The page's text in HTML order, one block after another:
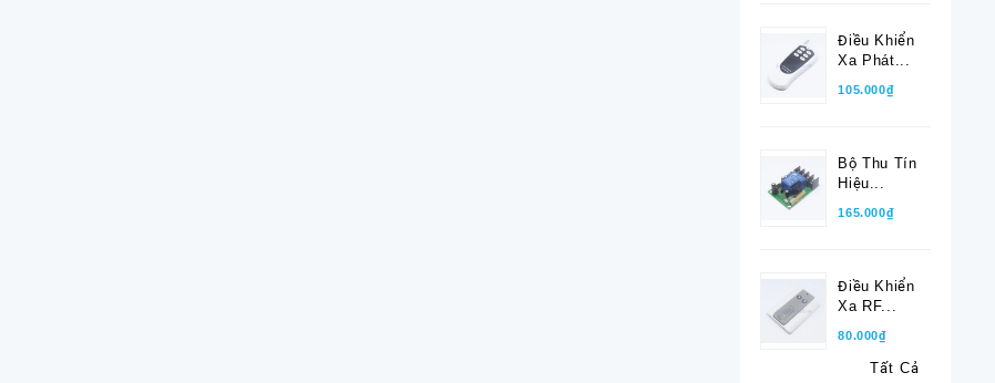
Điều Khiển
Xa Phát...
105.000₫
Bộ Thu Tín
Hiệu...
165.000₫
Điều Khiển
Xa RF...
80.000₫
Tất Cả